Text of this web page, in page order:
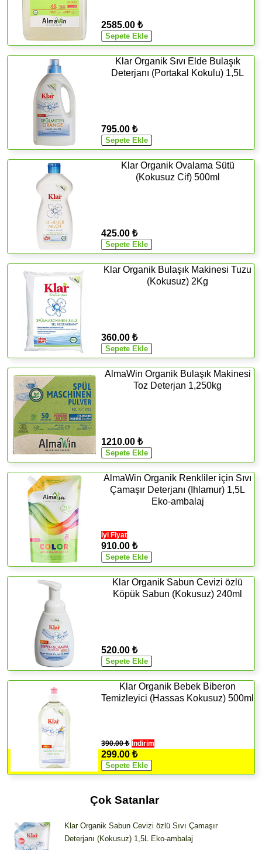
2585.00 ₺
Klar Organik Sıvı Elde Bulaşık
Deterjanı (Portakal Kokulu) 1,5L
795.00 ₺
Klar Organik Ovalama Sütü
(Kokusuz Cif) 500ml
425.00 ₺
Klar Organik Bulaşık Makinesi Tuzu
(Kokusuz) 2Kg
360.00 ₺
AlmaWin Organik Bulaşık Makinesi
Toz Deterjan 1,250kg
1210.00 ₺
AlmaWin Organik Renkliler için Sıvı
Çamaşır Deterjanı (Ihlamur) 1,5L
Eko-ambalaj
İyi Fiyat
910.00 ₺
Klar Organik Sabun Cevizi özlü
Köpük Sabun (Kokusuz) 240ml
520.00 ₺
Klar Organik Bebek Biberon
Temizleyici (Hassas Kokusuz) 500ml
390.00 ₺ İndirim
299.00 ₺
Çok Satanlar
Klar Organik Sabun Cevizi özlü Sıvı Çamaşır
Deterjanı (Kokusuz) 1,5L Eko-ambalaj